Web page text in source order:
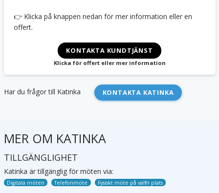
👉 Klicka på knappen nedan för mer information eller en
offert.
KONTAKTA KUNDTJÄNST
Klicka för offert eller mer information
Har du frågor till Katinka KONTAKTA KATINKA
MER OM KATINKA
TILLGÄNGLIGHET
Katinka är tillgänglig för möten via:
Digitala möten Telefonmöte Fysiskt möte på valfri plats